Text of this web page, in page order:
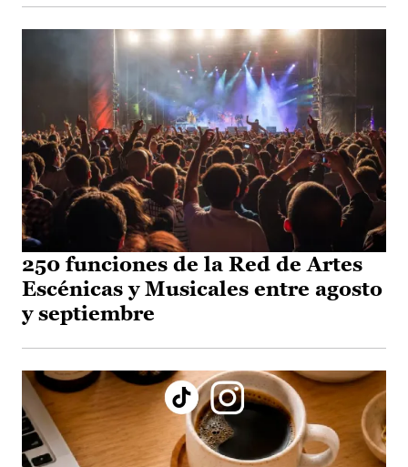
250 funciones de la Red de Artes
Escénicas y Musicales entre agosto
y septiembre